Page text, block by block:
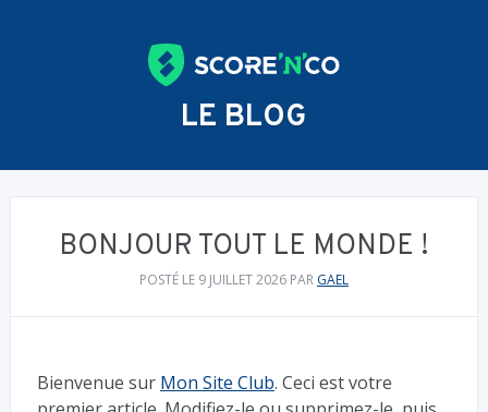
LE BLOG
BONJOUR TOUT LE MONDE !
POSTÉ LE 9 JUILLET 2026PAR GAEL
Bienvenue sur Mon Site Club. Ceci est votre